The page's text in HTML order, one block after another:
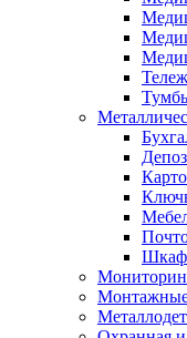
Монтажные